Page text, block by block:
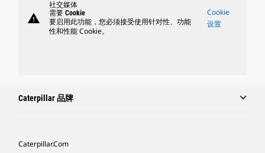
warning
社交媒体
需要 Cookie
要启用此功能，您必须接受使用针对性、功能
性和性能 Cookie。
Cookie
设置
Caterpillar 品牌
Caterpillar.com